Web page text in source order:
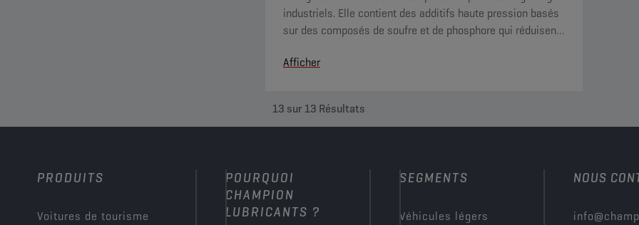
industriels. Elle contient des additifs haute pression basés
sur des composés de soufre et de phosphore qui réduisent
Afficher
13 sur13 Résultats
PRODUITS
Voitures de tourisme
POURQUOI
CHAMPION
LUBRICANTS ?
SEGMENTS
Véhicules légers
NOUS